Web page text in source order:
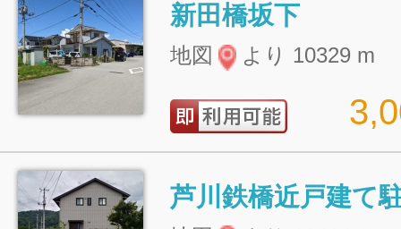
新田橋坂下
地図 より 10329 m
芦川鉄橋近戸建て